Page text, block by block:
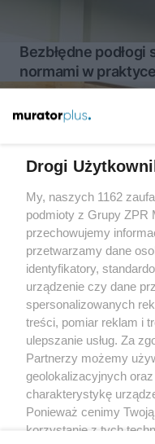
Bezbłędne
normami w praktyce
Żaden utwór zamieszczony
rozpowszechniany lub dalej
(w tym także elektroniczny
eksploatacji w jakiejkolwiek
Internecie bez pisemnej
lub wykorzystanie utworów
prawa, tzn. bez właściwej
może być ścigane prawnie.
Drogi
My, naszych 1162
podmioty z Grupy ZPR
przechowujemy
przetwarzamy dane
identyfikatory,
urządzenie czy dane
spersonalizowanych
treści, pomiar reklam i
ulepszanie usług. Za
Partnerzy możemy
geolokalizacyjnych
charakterystykę
Ponieważ cenimy
korzystanie z tych